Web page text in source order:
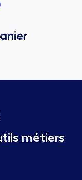
métiers